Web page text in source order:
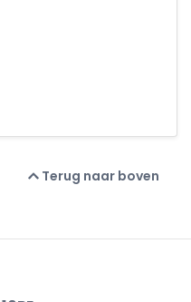
Terug naar boven